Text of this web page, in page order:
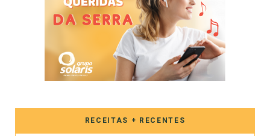
RECEITAS + RECENTES